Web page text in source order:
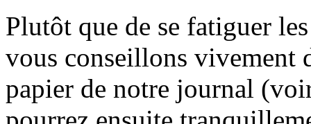
Plutôt que de se fatiguer
vous conseillons vivement
papier de notre journal